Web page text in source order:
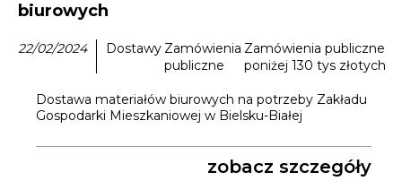
biurowych
22/02/2024 Dostawy Zamówienia
publiczne
Zamówienia publiczne
poniżej 130 tys złotych
Dostawa materiałów biurowych na potrzeby Zakładu
Gospodarki Mieszkaniowej w Bielsku-Białej
zobacz szczegóły